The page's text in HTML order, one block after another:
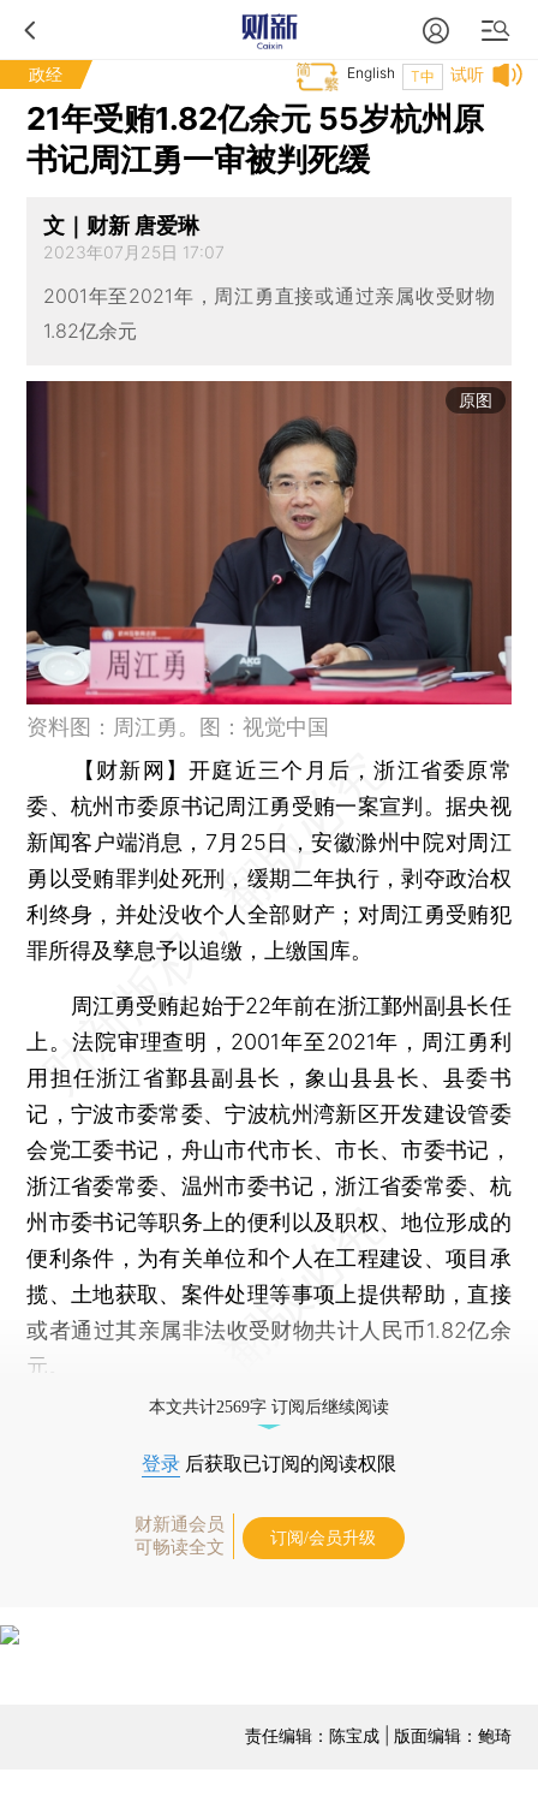
政经 试听
T中
English
21年受贿1.82亿余元 55岁杭州原
书记周江勇一审被判死缓
文｜财新 唐爱琳
2023年07月25日 17:07
2001年至2021年，周江勇直接或通过亲属收受财物
1.82亿余元
原图
资料图：周江勇。图：视觉中国
【财新网】开庭近三个月后，浙江省委原常
委、杭州市委原书记周江勇受贿一案宣判。据央视
新闻客户端消息，7月25日，安徽滁州中院对周江
勇以受贿罪判处死刑，缓期二年执行，剥夺政治权
利终身，并处没收个人全部财产；对周江勇受贿犯
罪所得及孳息予以追缴，上缴国库。
周江勇受贿起始于22年前在浙江鄞州副县长任
上。法院审理查明，2001年至2021年，周江勇利
用担任浙江省鄞县副县长，象山县县长、县委书
记，宁波市委常委、宁波杭州湾新区开发建设管委
会党工委书记，舟山市代市长、市长、市委书记，
浙江省委常委、温州市委书记，浙江省委常委、杭
州市委书记等职务上的便利以及职权、地位形成的
便利条件，为有关单位和个人在工程建设、项目承
揽、土地获取、案件处理等事项上提供帮助，直接
或者通过其亲属非法收受财物共计人民币1.82亿余
元。
本文共计2569字 订阅后继续阅读
登录 后获取已订阅的阅读权限
财新通会员
可畅读全文
订阅/会员升级
责任编辑：陈宝成 | 版面编辑：鲍琦